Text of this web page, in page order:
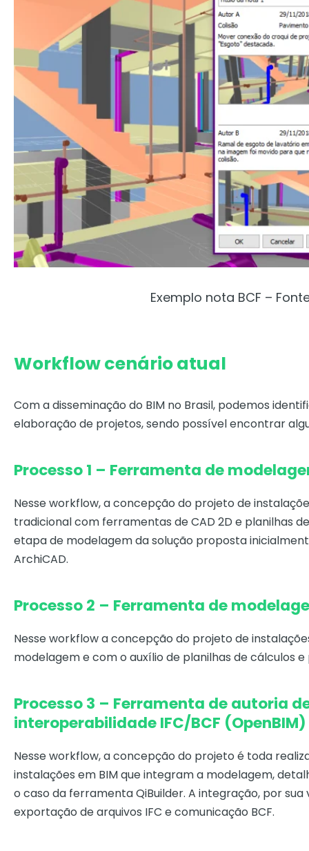
Exemplo nota BCF –
Workflow cenário atual
Com a disseminação do BIM no Brasil, podemos
elaboração de projetos, sendo possível encontrar
Processo 1 – Ferramenta de
Nesse workflow, a concepção do projeto de
tradicional com ferramentas de CAD 2D e planilhas
etapa de modelagem da solução proposta
ArchiCAD.
Processo 2 – Ferramenta de
Nesse workflow a concepção do projeto de
modelagem e com o auxílio de planilhas de cálculos
Processo 3 – Ferramenta de autoria
interoperabilidade IFC/BCF (OpenBIM)
Nesse workflow, a concepção do projeto é toda
instalações em BIM que integram a modelagem,
o caso da ferramenta QiBuilder. A integração, por
exportação de arquivos IFC e comunicação BCF.